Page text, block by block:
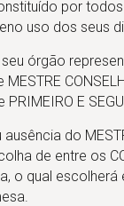
em que os
da Confraria.
forma côncava e
em prata, cobre ou
químico) que
simbolizar
vinho. Contém
por todos
uso dos seus
seu órgão
MESTRE
E
do
de entre os
o qual escolherá